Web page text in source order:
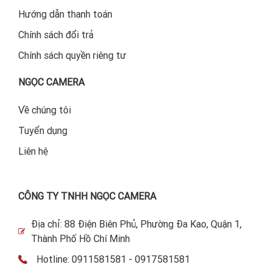
Hướng dẫn thanh toán
Chính sách đổi trả
Chính sách quyền riêng tư
NGỌC CAMERA
Về chúng tôi
Tuyển dụng
Liên hệ
CÔNG TY TNHH NGỌC CAMERA
Địa chỉ: 88 Điện Biên Phủ, Phường Đa Kao, Quận 1,
Thành Phố Hồ Chí Minh
Hotline: 0911581581 - 0917581581